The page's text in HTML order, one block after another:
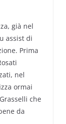
già nel
assist di
Prima
nel
ormai
che
da